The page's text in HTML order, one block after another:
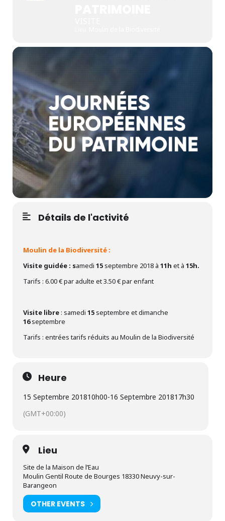
Détails de l'activité
Moulin de la Biodiversité :
Visite guidée : samedi 15septembre 2018 à 11h et à 15h.
Tarifs : 6.00 € par adulte et 3.50 € par enfant
Visite libre: samedi 15septembre et dimanche
16septembre
Tarifs : entrées tarifs réduits au Moulin de la Biodiversité
Heure
15 Septembre 201810h00-16 Septembre 201817h30
(GMT+00:00)
Lieu
Site de la Maison de l’Eau
Moulin Gentil Route de Bourges 18330 Neuvy-sur-
Barangeon
OTHER EVENTS